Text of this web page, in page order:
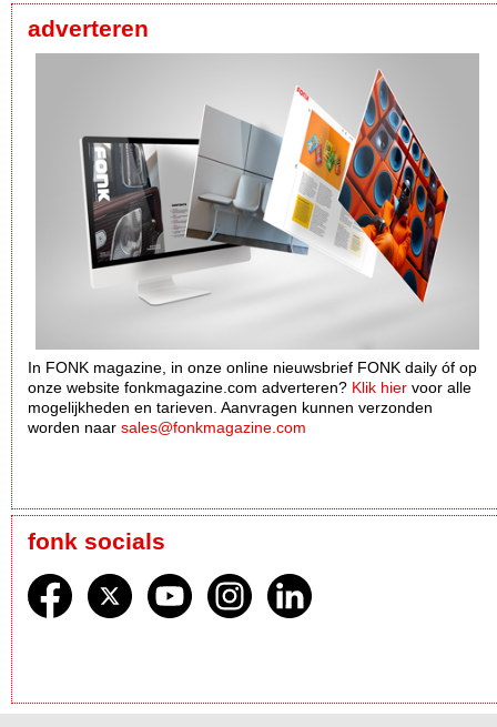
adverteren
In FONK magazine, in onze online nieuwsbrief FONK daily óf op
onze website fonkmagazine.com adverteren? Klik hier voor alle
mogelijkheden en tarieven. Aanvragen kunnen verzonden
worden naar sales@fonkmagazine.com
fonk socials